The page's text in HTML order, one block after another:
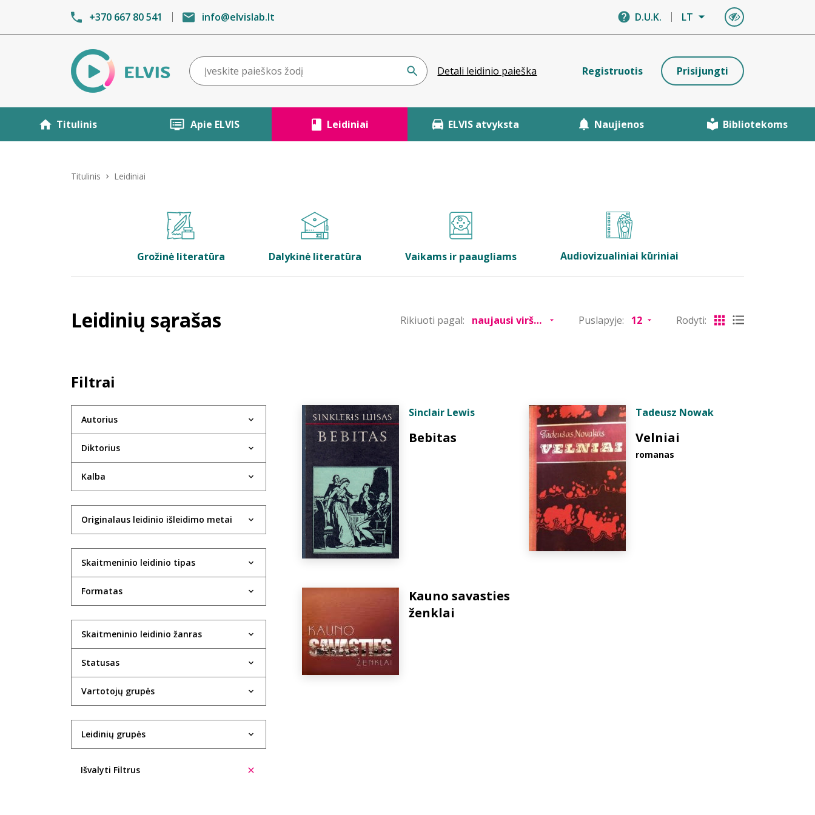
+370 667 80 541 info@elvislab.lt D.U.K. LT
Detali leidinio paieška Registruotis Prisijungti
Titulinis Apie ELVIS Leidiniai ELVIS atvyksta Naujienos Bibliotekoms
Titulinis Leidiniai
Grožinė literatūra Dalykinė literatūra Vaikams ir paaugliams Audiovizualiniai kūriniai
Leidinių sąrašas Rikiuoti pagal: Puslapyje: Rodyti:
Filtrai
Autorius
Diktorius
Kalba
Originalaus leidinio išleidimo metai
Skaitmeninio leidinio tipas
Formatas
Skaitmeninio leidinio žanras
Statusas
Vartotojų grupės
Leidinių grupės
Išvalyti Filtrus
Sinclair Lewis
Bebitas
Tadeusz Nowak
Velniai
romanas
Kauno savasties
ženklai